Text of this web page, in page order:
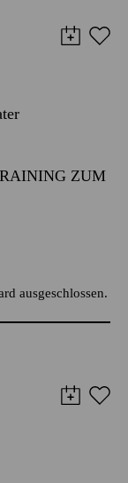
ZUM
ausgeschlossen.